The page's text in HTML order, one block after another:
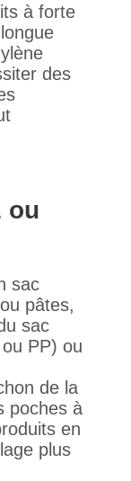
à forte
des
ou
sac
pâtes,
sac
PP) ou
de la
poches à
en
plus